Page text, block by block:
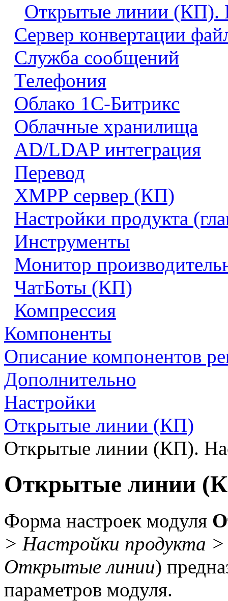
Открытые линии (КП).
Сервер конвертации
Служба сообщений
Телефония
Облако 1С-Битрикс
Облачные хранилища
AD/LDAP интеграция
Перевод
XMPP сервер (КП)
Настройки продукта
Инструменты
Монитор
ЧатБоты (КП)
Компрессия
Компоненты
Описание компонентов
Дополнительно
Настройки
Открытые линии (КП)
Открытые линии (КП).
Открытые линии
Форма настроек модуля
> Настройки продукта
Открытые линии)
параметров модуля.